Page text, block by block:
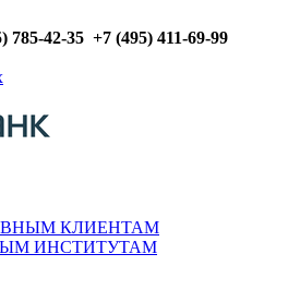
785-42-35 +7 (495) 411-69-99
КЛИЕНТАМ
ИНСТИТУТАМ